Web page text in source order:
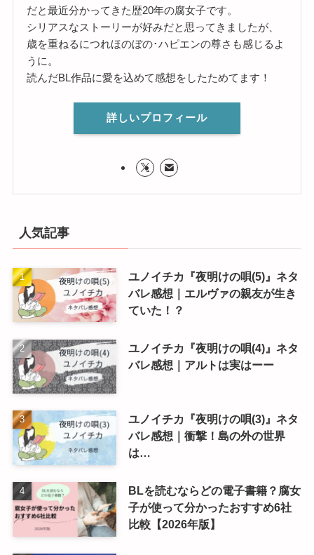
だと最近分かってきた歴20年の腐女子です。
シリアスなストーリーが好みだと思ってきましたが、
歳を重ねるにつれほのぼの･ハピエンの尊さも感じるよ
うに。
読んだBL作品に愛を込めて感想をしたためてます！
詳しいプロフィール
人気記事
ユノイチカ『夜明けの唄(5)』ネタ
バレ感想｜エルヴァの親友が生き
ていた！？
ユノイチカ『夜明けの唄(4)』ネタ
バレ感想｜アルトは実はーー
ユノイチカ『夜明けの唄(3)』ネタ
バレ感想｜衝撃！島の外の世界
は…
BLを読むならどの電子書籍？腐女
子が使って分かったおすすめ6社
比較【2026年版】